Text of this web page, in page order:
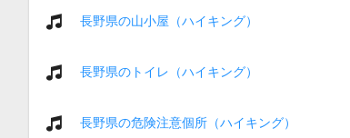
長野県の山小屋（ハイキング）
長野県のトイレ（ハイキング）
長野県の危険注意個所（ハイキング）